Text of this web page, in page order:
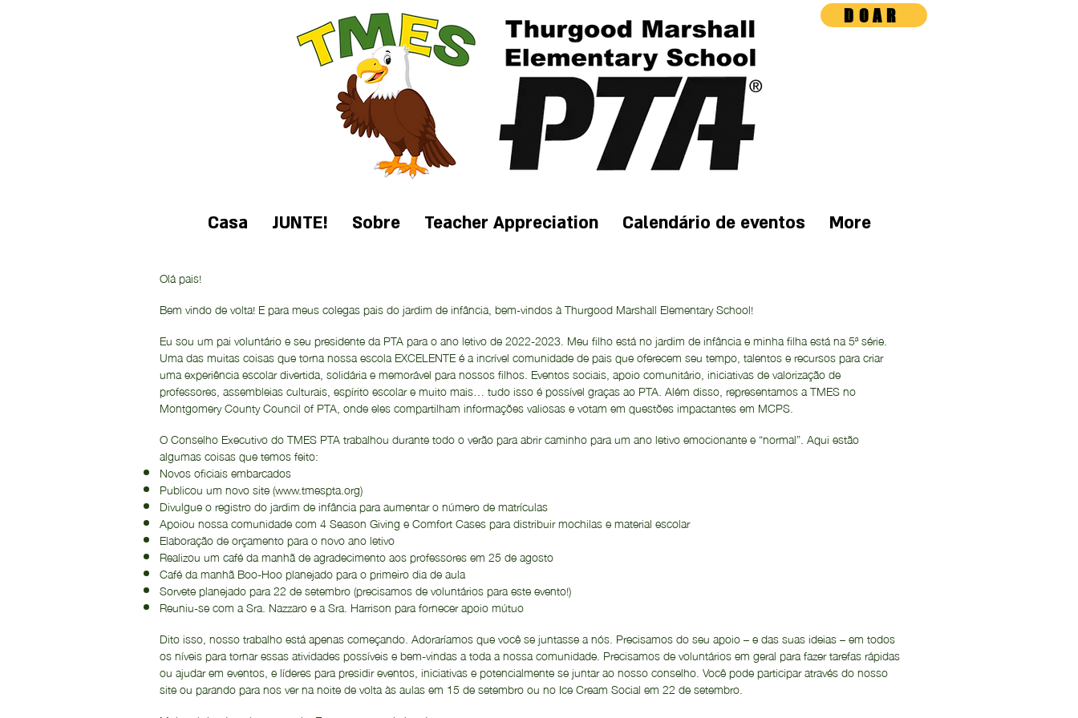
DOAR
Casa JUNTE! Sobre Teacher Appreciation Calendário de eventos More
Olá pais!
Bem vindo de volta! E para meus colegas pais do jardim de infância, bem-vindos à Thurgood Marshall Elementary School!
Eu sou um pai voluntário e seu presidente da PTA para o ano letivo de 2022-2023. Meu filho está no jardim de infância e minha filha está na 5ª série.
Uma das muitas coisas que torna nossa escola EXCELENTE é a incrível comunidade de pais que oferecem seu tempo, talentos e recursos para criar
uma experiência escolar divertida, solidária e memorável para nossos filhos. Eventos sociais, apoio comunitário, iniciativas de valorização de
professores, assembleias culturais, espírito escolar e muito mais… tudo isso é possível graças ao PTA. Além disso, representamos a TMES no
Montgomery County Council of PTA, onde eles compartilham informações valiosas e votam em questões impactantes em MCPS.
O Conselho Executivo do TMES PTA trabalhou durante todo o verão para abrir caminho para um ano letivo emocionante e “normal”. Aqui estão
algumas coisas que temos feito:
Novos oficiais embarcados
Publicou um novo site (www.tmespta.org)
Divulgue o registro do jardim de infância para aumentar o número de matrículas
Apoiou nossa comunidade com 4 Season Giving e Comfort Cases para distribuir mochilas e material escolar
Elaboração de orçamento para o novo ano letivo
Realizou um café da manhã de agradecimento aos professores em 25 de agosto
Café da manhã Boo-Hoo planejado para o primeiro dia de aula
Sorvete planejado para 22 de setembro (precisamos de voluntários para este evento!)
Reuniu-se com a Sra. Nazzaro e a Sra. Harrison para fornecer apoio mútuo
Dito isso, nosso trabalho está apenas começando. Adoraríamos que você se juntasse a nós. Precisamos do seu apoio – e das suas ideias – em todos
os níveis para tornar essas atividades possíveis e bem-vindas a toda a nossa comunidade. Precisamos de voluntários em geral para fazer tarefas rápidas
ou ajudar em eventos, e líderes para presidir eventos, iniciativas e potencialmente se juntar ao nosso conselho. Você pode participar através do nosso
site ou parando para nos ver na noite de volta às aulas em 15 de setembro ou no Ice Cream Social em 22 de setembro.